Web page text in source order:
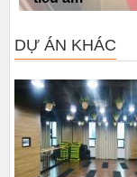
DỰ ÁN KHÁC